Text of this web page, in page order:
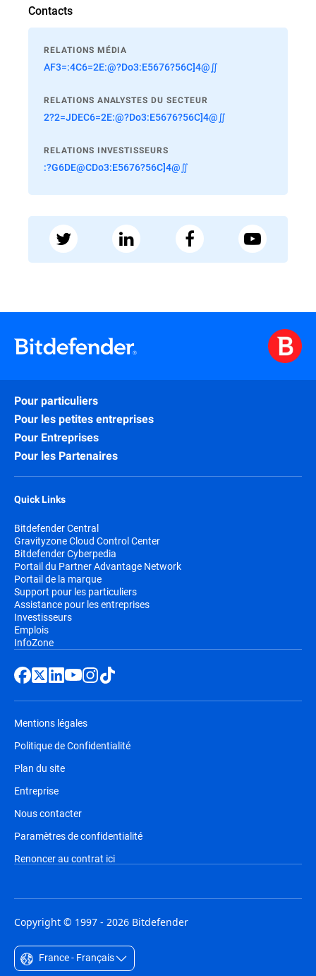
Contacts
RELATIONS MÉDIA
AF3=:4C6=2E:@?Do3:E5676?56C]4@∬
RELATIONS ANALYSTES DU SECTEUR
2?2=JDEC6=2E:@?Do3:E5676?56C]4@∬
RELATIONS INVESTISSEURS
:?G6DE@CDo3:E5676?56C]4@∬
Pour particuliers
Pour les petites entreprises
Pour Entreprises
Pour les Partenaires
Quick Links
Bitdefender Central
Gravityzone Cloud Control Center
Bitdefender Cyberpedia
Portail du Partner Advantage Network
Portail de la marque
Support pour les particuliers
Assistance pour les entreprises
Investisseurs
Emplois
InfoZone
Mentions légales
Politique de Confidentialité
Plan du site
Entreprise
Nous contacter
Paramètres de confidentialité
Renoncer au contrat ici
Copyright © 1997 - 2026 Bitdefender
France - Français